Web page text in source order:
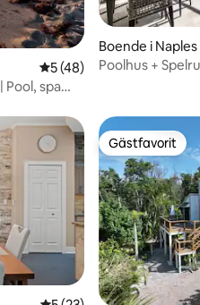
5 av 5 i genomsnittligt
5 (48)
Pool, spa
Boende i Naples
Poolhus +
Gästfavorit
Gästfavorit